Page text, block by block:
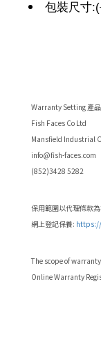
包裝尺寸
Warranty Setting 產
Fish Faces Co Ltd
Mansfield Industrial
info@fish-faces.com
(852)3428 5282
保用範圍以代理條款
網上登記保養:
The scope of
Online Warranty